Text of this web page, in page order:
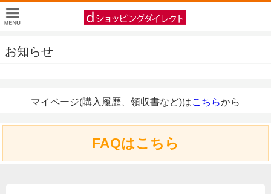
お知らせ
マイページ(購入履歴、領収書など)はこちらから
FAQはこちら